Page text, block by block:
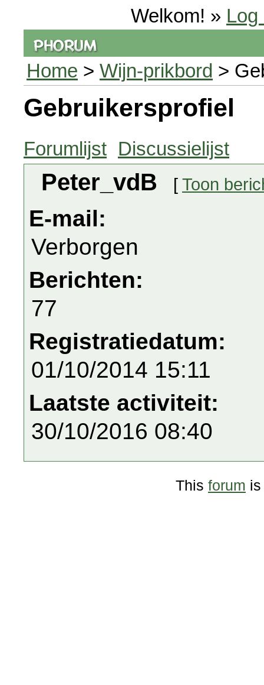
Welkom! » Log
Home > Wijn-prikbord >
Gebruikersprofiel
Forumlijst Discussielijst
Peter_vdB [ Toon
E-mail:
Verborgen
Berichten:
77
Registratiedatum:
01/10/2014 15:11
Laatste activiteit:
30/10/2016 08:40
This forum